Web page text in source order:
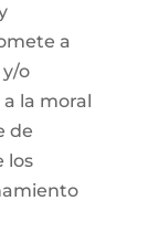
a
o
la moral
de
los